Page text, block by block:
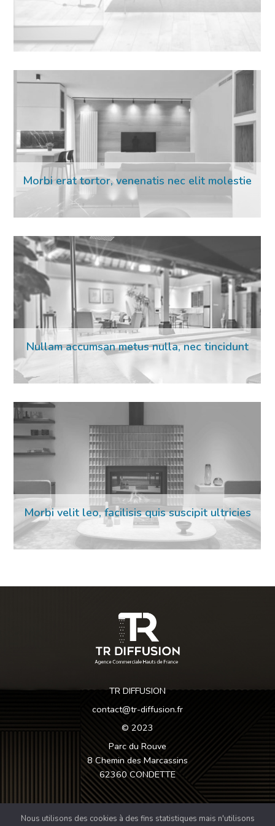
Morbi erat tortor, venenatis nec elit molestie
Nullam accumsan metus nulla, nec tincidunt
Morbi velit leo, facilisis quis suscipit ultricies
TR DIFFUSION
contact@tr-diffusion.fr
© 2023
Parc du Rouve
8 Chemin des Marcassins
62360 CONDETTE
Nous utilisons des cookies à des fins statistiques mais n'utilisons